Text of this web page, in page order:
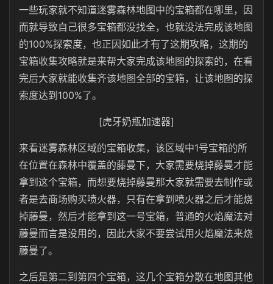
一些玩家就不知道迷雾森林地图中的宝箱都在哪里，因
而就导致自己很多宝箱都没找全，也就没法完成该地图
的100%探索度，也正因如此才有了这期攻略，这期的
宝箱收集攻略就是来帮大家完成该地图的探索的，在看
完后大家就能收集齐该地图全部的宝箱，让该地图的探
索度达到100%了。
[虎牙奶瓶加速器]
来看迷雾森林区域的宝箱收集，该区域中1号宝箱的所
在位置在森林中覆盖的藤曼下，大家需要烧掉藤曼才能
拿到这个宝箱，而想要烧掉藤曼那大家就需要去制作或
者是去商场购买喷火器，只有在拿到喷火器之后才能烧
掉藤曼，然后才能拿到这一号宝箱，普通的火焰魔法对
藤曼而言是没用的，因此大家不要尝试用火焰魔法来烧
藤曼了。
之后是第二到第四个宝箱，这几个宝箱分散在地图其他